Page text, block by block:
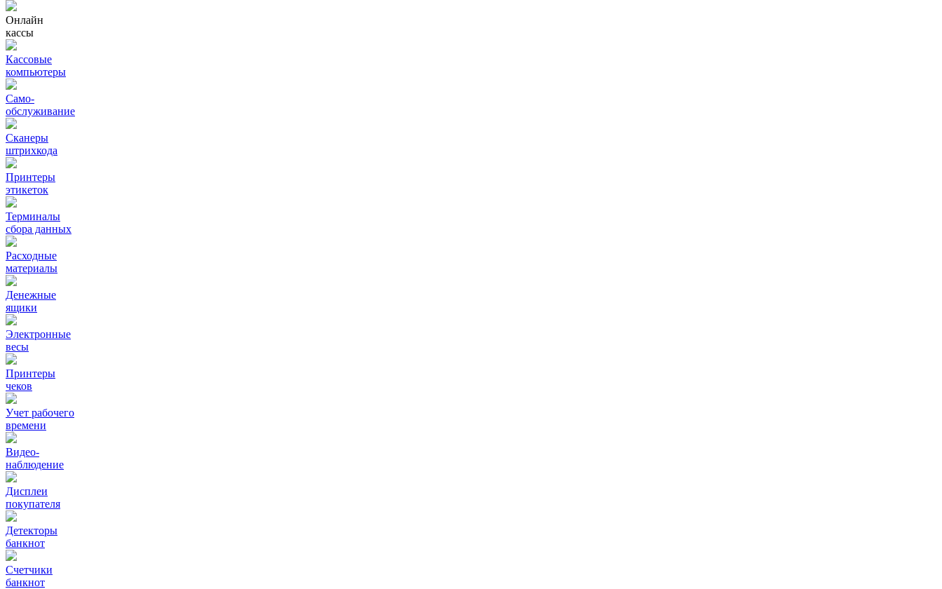
Онлайн
кассы
Кассовые
компьютеры
Само-
обслуживание
Сканеры
штрихкода
Принтеры
этикеток
Терминалы
сбора данных
Расходные
материалы
Денежные
ящики
Электронные
весы
Принтеры
чеков
Учет рабочего
времени
Видео‑
наблюдение
Дисплеи
покупателя
Детекторы
банкнот
Счетчики
банкнот